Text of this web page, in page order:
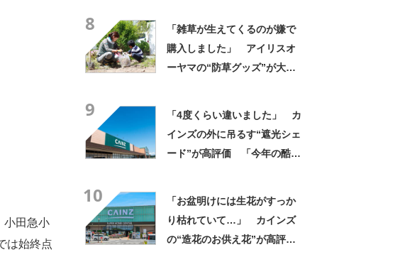
小田急小
は始終点
8
「雑草が生えてくるのが嫌で
購入しました」 アイリスオ
ーヤマの“防草グッズ”が大人
9
「4度くらい違いました」 カ
インズの外に吊るす“遮光シェ
ード”が高評価 「今年の酷暑
10
「お盆明けには生花がすっか
り枯れていて…」 カインズ
の“造花のお供え花”が高評